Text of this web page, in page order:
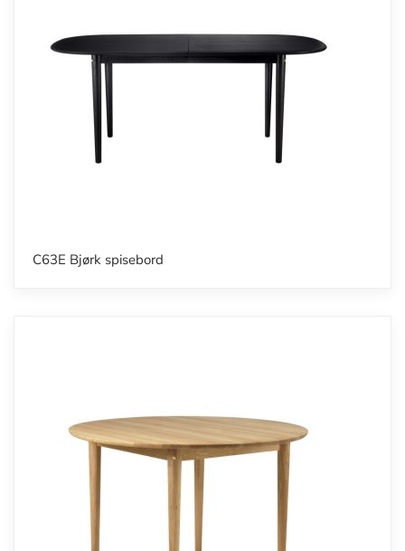
C63E Bjørk spisebord